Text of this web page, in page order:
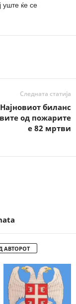
уште ќе се
Следната статија
биланс
од пожарите
е 82 мртви
АВТОРОТ